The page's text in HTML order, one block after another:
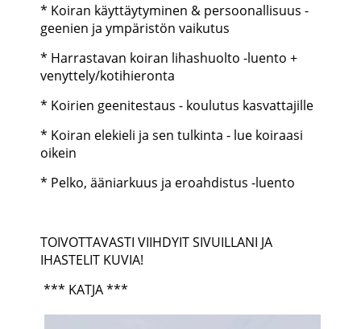
* Koiran käyttäytyminen & persoonallisuus -
geenien ja ympäristön vaikutus
* Harrastavan koiran lihashuolto -luento +
venyttely/kotihieronta
* Koirien geenitestaus - koulutus kasvattajille
* Koiran elekieli ja sen tulkinta - lue koiraasi
oikein
* Pelko, ääniarkuus ja eroahdistus -luento
TOIVOTTAVASTI VIIHDYIT SIVUILLANI JA
IHASTELIT KUVIA!
*** KATJA ***